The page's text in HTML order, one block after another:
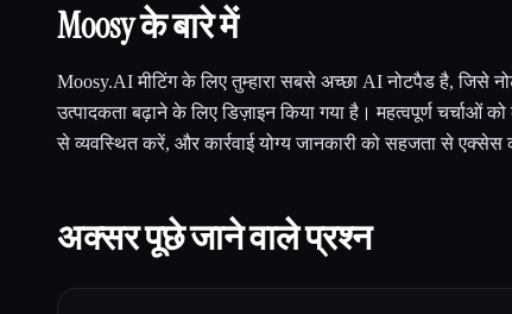
Moosy के बारे में
Moosy.AI मीटिंग के लिए तुम्हारा सबसे अच्छा AI नोटपैड है, जिसे
उत्पादकता बढ़ाने के लिए डिज़ाइन किया गया है। महत्वपूर्ण चर्चाओं
से व्यवस्थित करें, और कार्रवाई योग्य जानकारी को सहजता से एक्सेस
अक्सर पूछे जाने वाले प्रश्न